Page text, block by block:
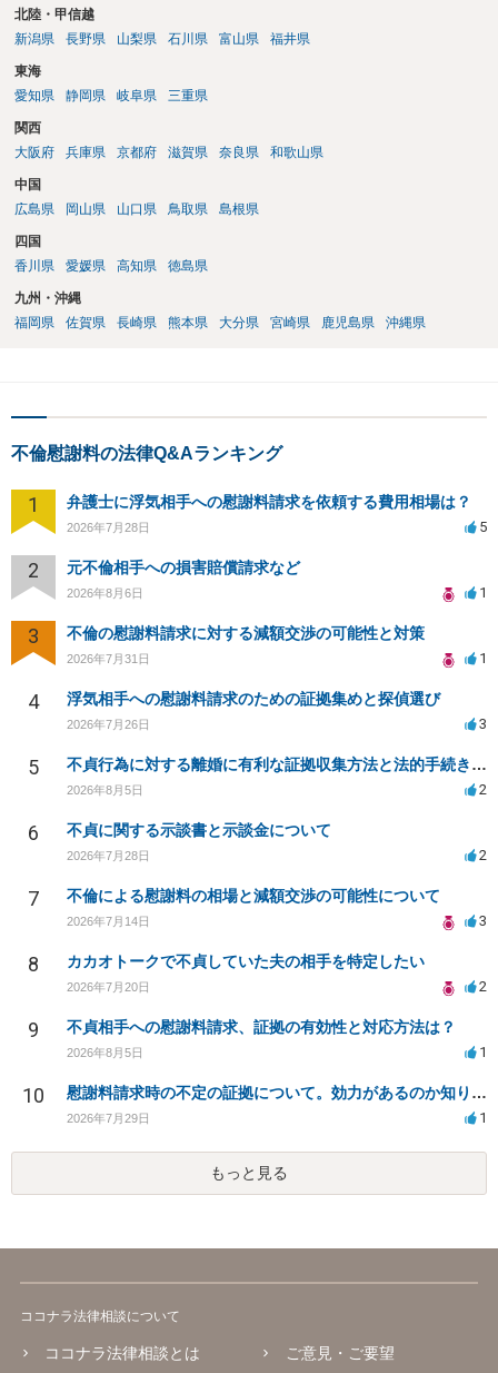
北陸・甲信越
新潟県
長野県 山梨県 石川県 富山県 福井県
東海
愛知県
静岡県 岐阜県 三重県
関西
大阪府
兵庫県 京都府 滋賀県 奈良県 和歌山県
中国
広島県
岡山県 山口県 鳥取県 島根県
四国
香川県
愛媛県 高知県 徳島県
九州・沖縄
福岡県
佐賀県 長崎県 熊本県 大分県 宮崎県 鹿児島県 沖縄県
不倫慰謝料の法律Q&Aランキング
1 弁護士に浮気相手への慰謝料請求を依頼する費用相場は？
2026年7月28日 5
2 元不倫相手への損害賠償請求など
2026年8月6日 1
3 不倫の慰謝料請求に対する減額交渉の可能性と対策
2026年7月31日 1
4 浮気相手への慰謝料請求のための証拠集めと探偵選び
2026年7月26日 3
5 不貞行為に対する離婚に有利な証拠収集方法と法的手続きについて
2026年8月5日 2
6 不貞に関する示談書と示談金について
2026年7月28日 2
7 不倫による慰謝料の相場と減額交渉の可能性について
2026年7月14日 3
8 カカオトークで不貞していた夫の相手を特定したい
2026年7月20日 2
9 不貞相手への慰謝料請求、証拠の有効性と対応方法は？
2026年8月5日 1
10 慰謝料請求時の不定の証拠について。効力があるのか知りたい。
2026年7月29日 1
もっと見る
ココナラ法律相談について
ココナラ法律相談とは
ご意見・ご要望